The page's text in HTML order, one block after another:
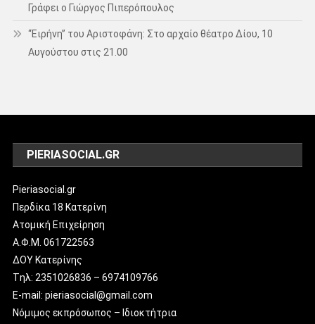
Γράφει ο Γιώργος Πιπερόπουλος
“Ειρήνη” του Αριστοφάνη: Στο αρχαίο θέατρο Δίου, 10
Αυγούστου στις 21.00
PIERIASOCIAL.GR
Pieriasocial.gr
Περδίκα 18 Κατερίνη
Ατομική Επιχείρηση
Α.Φ.Μ. 061722563
ΔΟΥ Κατερίνης
Tηλ: 2351026836 – 6974109766
E-mail: pieriasocial@gmail.com
Νόμιμος εκπρόσωπος – Ιδιοκτήτρια